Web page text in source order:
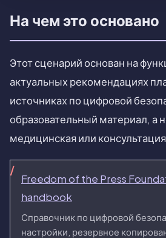
На чем это основано
Этот сценарий основан на
актуальных рекомендациях
источниках по цифровой
образовательный материал, а
медицинская или
Freedom of the Press
handbook
Справочник по цифровой
настройки, резервное